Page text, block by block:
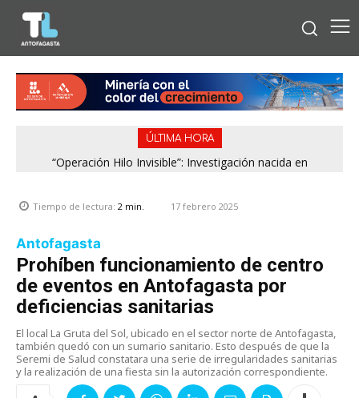
ÚLTIMA HORA
“Operación Hilo Invisible”: Investigación nacida en
Región de Antofagasta enfrentará nuevo episodio
Tiempo de lectura: 2 min. 17 febrero 2025
Antofagasta
Prohíben funcionamiento de centro
de eventos en Antofagasta por
deficiencias sanitarias
El local La Gruta del Sol, ubicado en el sector norte de Antofagasta,
también quedó con un sumario sanitario. Esto después de que la
Seremi de Salud constatara una serie de irregularidades sanitarias
y la realización de una fiesta sin la autorización correspondiente.